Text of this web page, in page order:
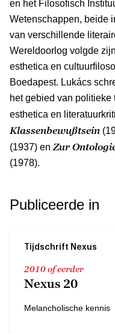
en het Filosofisch
Wetenschappen, beide
van verschillende
Wereldoorlog volgde
esthetica en
Boedapest. Lukács
het gebied van politieke
esthetica en
Klassenbewußtsein
(1937) en Zur
(1978).
Publiceerde in
Tijdschrift Nexus
2010 of eerder
Nexus 20
Melancholische kennis